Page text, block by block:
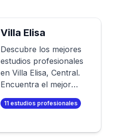
minutos!
Villa Elisa
Descubre los mejores
estudios profesionales
en Villa Elisa, Central.
Encuentra el mejor
fotógrafo para tu sesión
de fotos profesional. O
propias fotos
11 estudios profesionales